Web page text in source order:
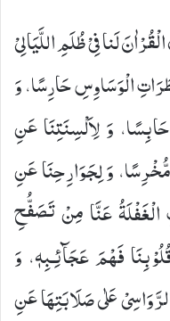
لَنا فِیْ ظُلَمِ اللَّیَالِیْ
الْوَسَاوِسِ حَارِسًا، وَ
وَ لِاَلْسِنَتِنَا عَنِ
وَ لِجَوَارِحِنَا عَنِ
الْغَفْلَةُ عَنَّا مِنْ تَصَفُّحِ
فَهْمَ عَجَآئِـبِهٖ، وَ
عَلٰى صَلَابَتِهَا عَنِ